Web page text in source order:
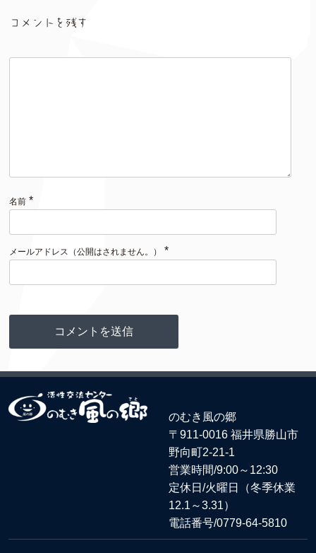
コメントを残す
名前 *
メールアドレス（公開はされません。） *
のむき風の郷
〒911-0016 福井県勝山市
野向町2-21-1
営業時間/9:00～12:30
定休日/火曜日（冬季休業
12.1～3.31）
電話番号/0779-64-5810